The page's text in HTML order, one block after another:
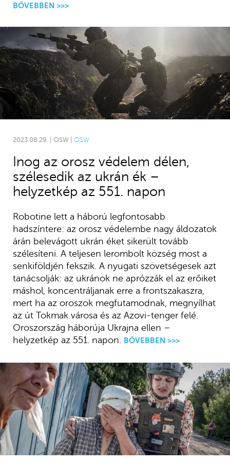
2023.08.29. | OSW | OSW
Inog az orosz védelem délen,
szélesedik az ukrán ék –
helyzetkép az 551. napon
Robotine lett a háború legfontosabb
hadszíntere: az orosz védelembe nagy áldozatok
árán belevágott ukrán éket sikerült tovább
szélesíteni. A teljesen lerombolt község most a
senkiföldjén fekszik. A nyugati szövetségesek azt
tanácsolják: az ukránok ne aprózzák el az erőiket
máshol, koncentráljanak erre a frontszakaszra,
mert ha az oroszok megfutamodnak, megnyílhat
az út Tokmak városa és az Azovi-tenger felé.
Oroszország háborúja Ukrajna ellen –
helyzetkép az 551. napon. BŐVEBBEN >>>
BŐVEBBEN >>>